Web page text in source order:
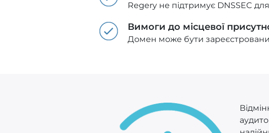
Regery не підтримує DNSSEC
Вимоги до місцевої
Домен може бути